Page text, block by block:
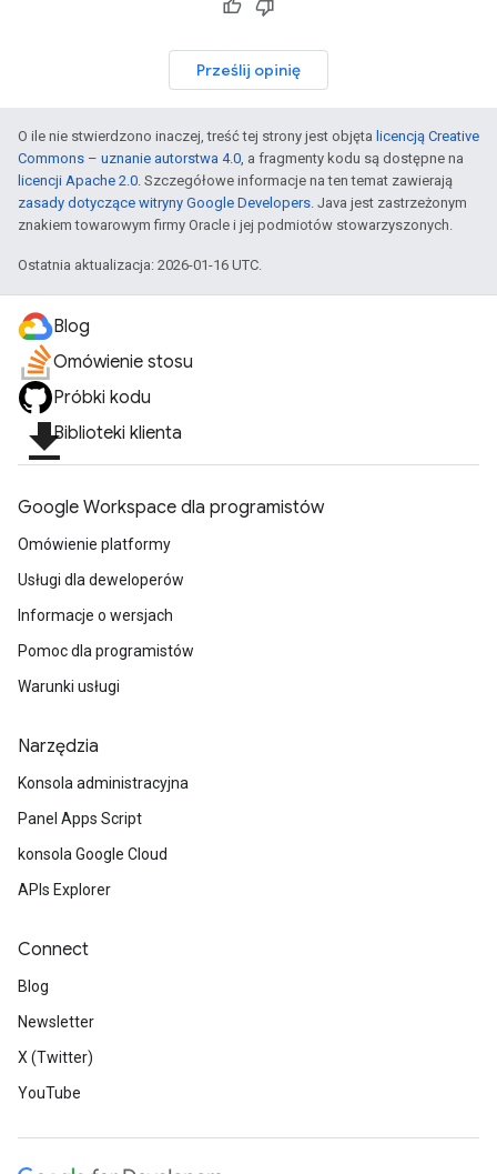
Prześlij opinię
O ile nie stwierdzono inaczej, treść tej strony jest objęta licencją Creative
Commons – uznanie autorstwa 4.0, a fragmenty kodu są dostępne na
licencji Apache 2.0. Szczegółowe informacje na ten temat zawierają
zasady dotyczące witryny Google Developers. Java jest zastrzeżonym
znakiem towarowym firmy Oracle i jej podmiotów stowarzyszonych.
Ostatnia aktualizacja: 2026-01-16 UTC.
Blog
Omówienie stosu
Próbki kodu
file_downloadBiblioteki klienta
Google Workspace dla programistów
Omówienie platformy
Usługi dla deweloperów
Informacje o wersjach
Pomoc dla programistów
Warunki usługi
Narzędzia
Konsola administracyjna
Panel Apps Script
konsola Google Cloud
APIs Explorer
Connect
Blog
Newsletter
X (Twitter)
YouTube